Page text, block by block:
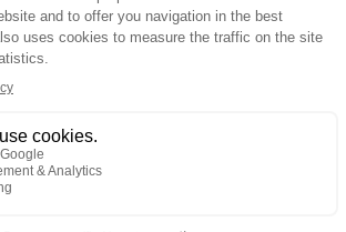
directamente en sus
hogares en realidad
mundo real.
Orisha Commerce